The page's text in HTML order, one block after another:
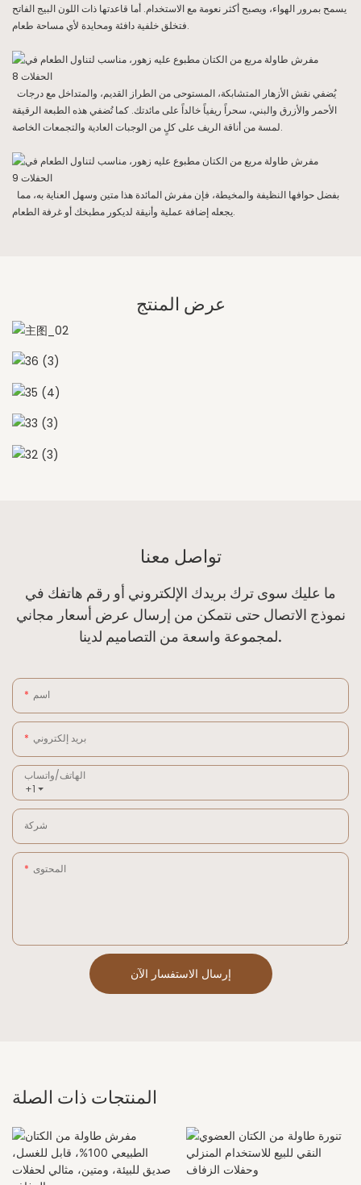
يسمح بمرور الهواء، ويصبح أكثر نعومة مع الاستخدام. أما قاعدتها ذات اللون البيج الفاتح
فتخلق خلفية دافئة ومحايدة لأي مساحة طعام.
الأحمر والأزرق والبني، سحراً ريفياً خالداً على مائدتك. كما تُضفي هذه الطبعة الرقيقة
لمسة من أناقة الريف على كلٍ من الوجبات العادية والتجمعات الخاصة.
يجعله إضافة عملية وأنيقة لديكور مطبخك أو غرفة الطعام.
عرض المنتج
تواصل معنا
ما عليك سوى ترك بريدك الإلكتروني أو رقم هاتفك في
نموذج الاتصال حتى نتمكن من إرسال عرض أسعار مجاني
لمجموعة واسعة من التصاميم لدينا.
اسم
بريد إلكتروني
+1
الهاتف/واتساب
شركة
المحتوى
إرسال الاستفسار الآن
المنتجات ذات الصلة